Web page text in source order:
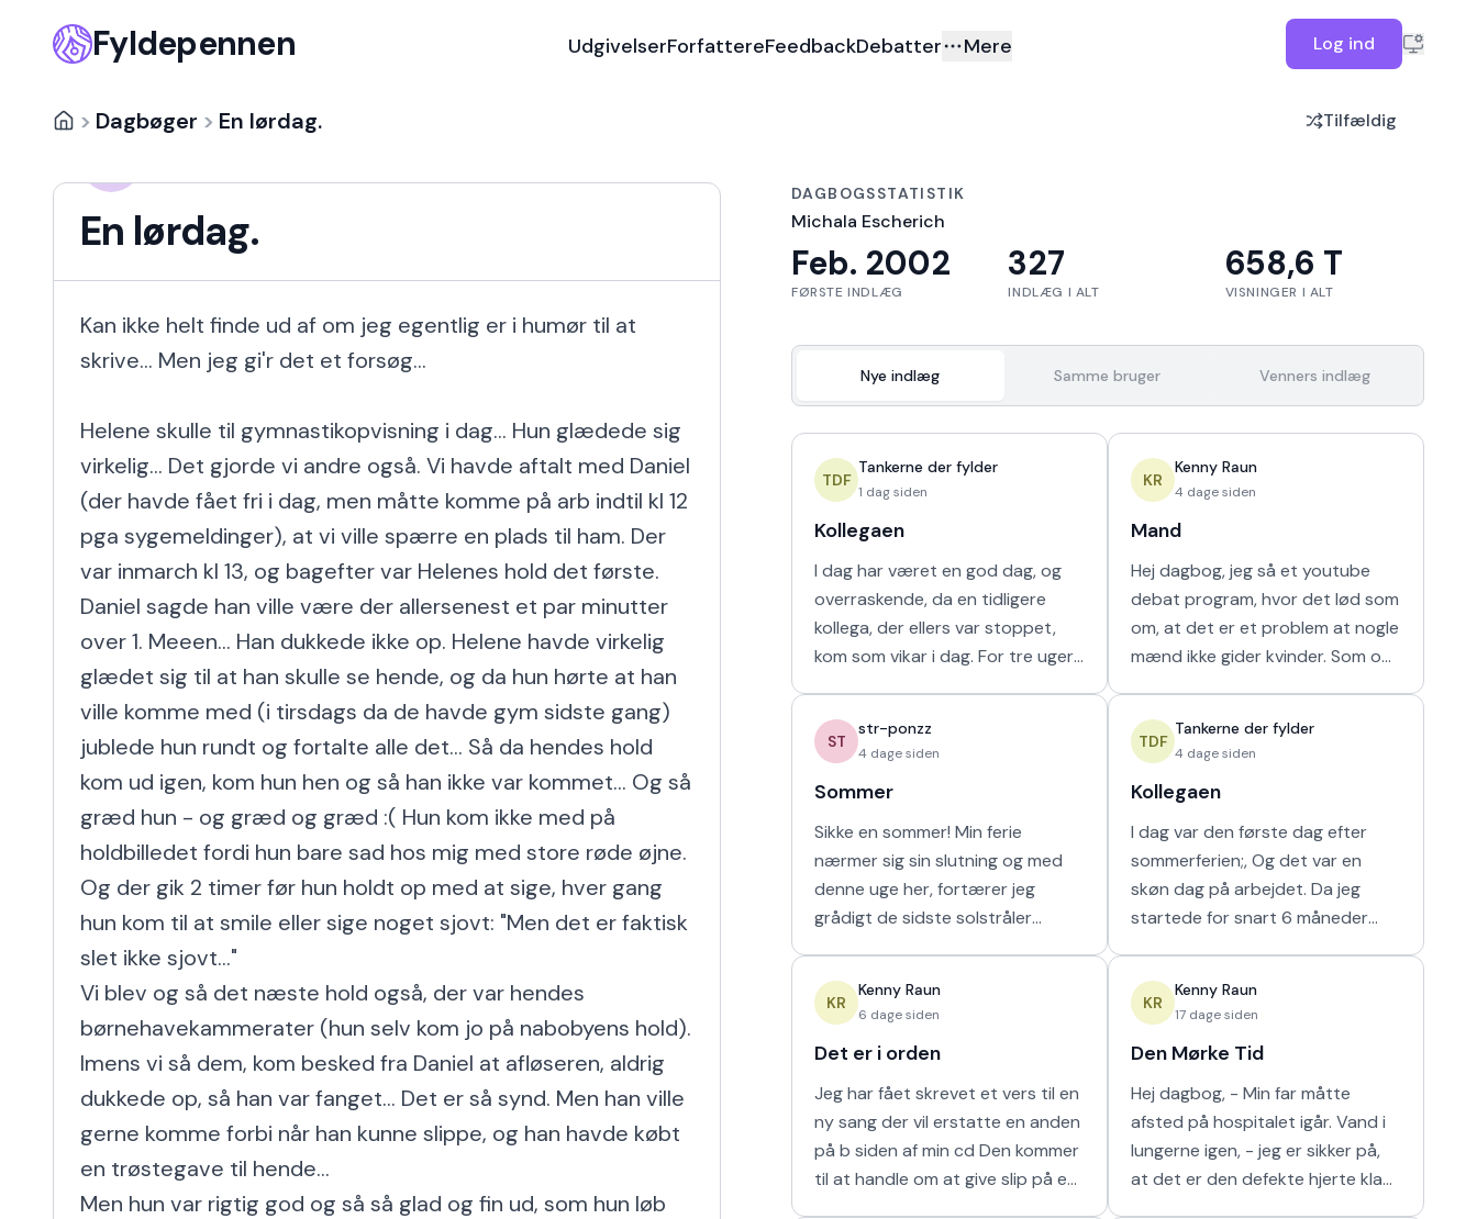
Fyldepennen UdgivelserForfattereFeedbackDebatter Mere Log ind
> Dagbøger > En lørdag.
Tilfældig
En lørdag.
Kan ikke helt finde ud af om jeg egentlig er i humør til at
skrive... Men jeg gi'r det et forsøg...
Helene skulle til gymnastikopvisning i dag... Hun glædede sig
virkelig... Det gjorde vi andre også. Vi havde aftalt med Daniel
(der havde fået fri i dag, men måtte komme på arb indtil kl 12
pga sygemeldinger), at vi ville spærre en plads til ham. Der
var inmarch kl 13, og bagefter var Helenes hold det første.
Daniel sagde han ville være der allersenest et par minutter
over 1. Meeen... Han dukkede ikke op. Helene havde virkelig
glædet sig til at han skulle se hende, og da hun hørte at han
ville komme med (i tirsdags da de havde gym sidste gang)
jublede hun rundt og fortalte alle det... Så da hendes hold
kom ud igen, kom hun hen og så han ikke var kommet... Og så
græd hun - og græd og græd :( Hun kom ikke med på
holdbilledet fordi hun bare sad hos mig med store røde øjne.
Og der gik 2 timer før hun holdt op med at sige, hver gang
hun kom til at smile eller sige noget sjovt: "Men det er faktisk
slet ikke sjovt..."
Vi blev og så det næste hold også, der var hendes
børnehavekammerater (hun selv kom jo på nabobyens hold).
Imens vi så dem, kom besked fra Daniel at afløseren, aldrig
dukkede op, så han var fanget... Det er så synd. Men han ville
gerne komme forbi når han kunne slippe, og han havde købt
en trøstegave til hende...
Men hun var rigtig god og så så glad og fin ud, som hun løb
DAGBOGSSTATISTIK
Michala Escherich
Feb. 2002
FØRSTE INDLÆG
327
INDLÆG I ALT
658,6 T
VISNINGER I ALT
Nye indlæg Samme bruger Venners indlæg
TDF
Tankerne der fylder
1 dag siden
Kollegaen
I dag har været en god dag, og
overraskende, da en tidligere
kollega, der ellers var stoppet,
kom som vikar i dag. For tre uger
havd
ST
str-ponzz
4 dage siden
Sommer
Sikke en sommer! Min ferie
nærmer sig sin slutning og med
denne uge her, fortærer jeg
grådigt de sidste solstråler
naturligvis er muligt m
KR
Kenny Raun
6 dage siden
Det er i orden
Jeg har fået skrevet et vers til en
ny sang der vil erstatte en anden
på b siden af min cd Den kommer
til at handle om at give slip på en
KR
Kenny Raun
4 dage siden
Mand
Hej dagbog, jeg så et youtube
debat program, hvor det lød som
om, at det er et problem at nogle
mænd ikke gider kvinder. Som om
vende den
TDF
Tankerne der fylder
4 dage siden
Kollegaen
I dag var den første dag efter
sommerferien;, Og det var en
skøn dag på arbejdet. Da jeg
startede for snart 6 måneder
naturligt hur
KR
Kenny Raun
17 dage siden
Den Mørke Tid
Hej dagbog, - Min far måtte
afsted på hospitalet igår. Vand i
lungerne igen, - jeg er sikker på,
at det er den defekte hjerte klap